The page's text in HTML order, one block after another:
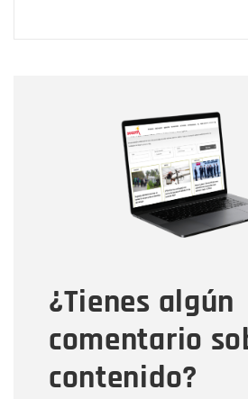
¿Tienes algún
comentario
contenido?
Correo electrónico
Tipo de comentario
Mensaje